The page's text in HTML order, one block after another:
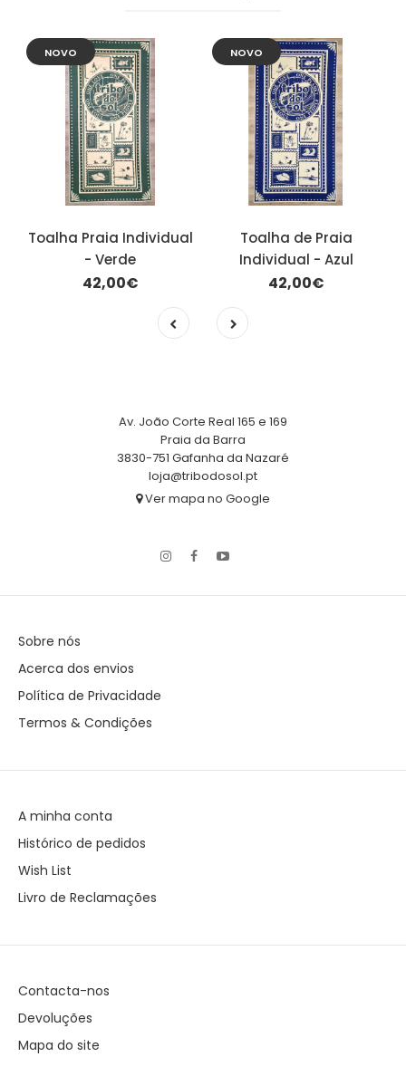
NOVO
Toalha Praia Individual
- Verde
42,00€
NOVO
Toalha de Praia
Individual - Azul
42,00€
Av. João Corte Real 165 e 169
Praia da Barra
3830-751 Gafanha da Nazaré
loja@tribodosol.pt
Ver mapa no Google
Sobre nós
Acerca dos envios
Política de Privacidade
Termos & Condições
A minha conta
Histórico de pedidos
Wish List
Livro de Reclamações
Contacta-nos
Devoluções
Mapa do site